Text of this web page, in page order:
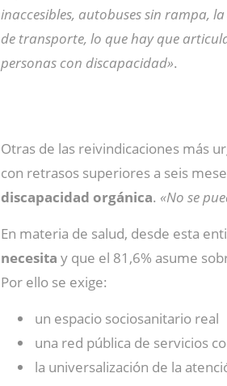
inaccesibles, autobuses sin rampa,
de transporte, lo que hay que
personas con discapacidad».
Otras de las reivindicaciones más
con retrasos superiores a seis
discapacidad orgánica. «No se
En materia de salud, desde esta
necesita y que el 81,6% asume
Por ello se exige:
un espacio sociosanitario real
una red pública de servicios
la universalización de la